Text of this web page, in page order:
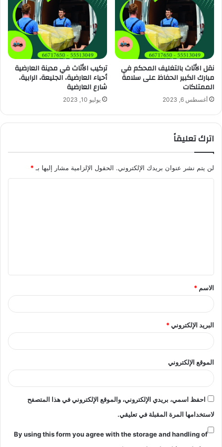
نقل الأثاث بالتغليف المحكم في
مبارك الكبير الحفاظ على سلامة
الممتلكات
أغسطس 6, 2023
تركيب الأثاث في مدينة العارضية
أحياء العارضية، الجليعة، الرابية،
شارع العارضية
يوليو 10, 2023
اترك تعليقاً
لن يتم نشر عنوان بريدك الإلكتروني. الحقول الإلزامية مشار إليها بـ*
ق
*
الاسم *
البريد الإلكتروني*
الموقع الإلكتروني
احفظ اسمي، بريدي الإلكتروني، والموقع الإلكتروني في هذا المتصفح
لاستخدامها المرة المقبلة في تعليقي.
By using this form you agree with the storage and handling of